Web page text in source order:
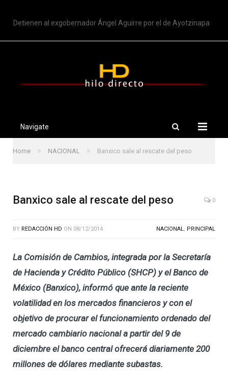
Detienen al exgobernador Ángel Aguirre por el de Ayotzinapa
Navigate
Home » NACIONAL » Banxico sale al rescate del peso
Banxico sale al rescate del peso 0
BY REDACCIÓN HD ON 08/12/2014 NACIONAL, PRINCIPAL
La Comisión de Cambios, integrada por la Secretaría
de Hacienda y Crédito Público (SHCP) y el Banco de
México (Banxico), informó que ante la reciente
volatilidad en los mercados financieros y con el
objetivo de procurar el funcionamiento ordenado del
mercado cambiario nacional a partir del 9 de
diciembre el banco central ofrecerá diariamente 200
millones de dólares mediante subastas.